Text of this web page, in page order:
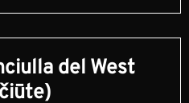
del West